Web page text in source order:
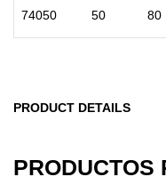
74050 50 80
PRODUCT DETAILS